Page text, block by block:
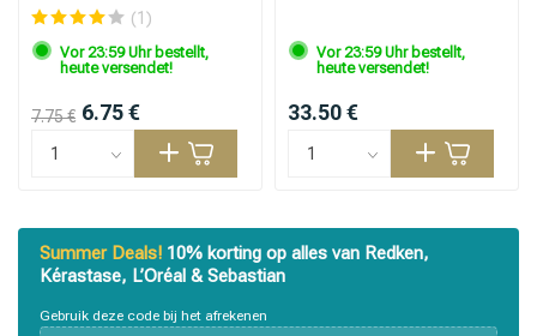
(1)
Vor 23:59 Uhr bestellt,
heute versendet!
7.75 € 6.75 €
Vor 23:59 Uhr bestellt,
heute versendet!
33.50 €
Summer Deals! 10% korting op alles van Redken,
Kérastase, L’Oréal & Sebastian
Gebruik deze code bij het afrekenen